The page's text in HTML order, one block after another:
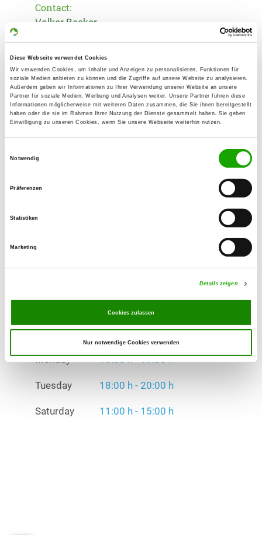
Diese Webseite verwendet Cookies
Wir verwenden Cookies, um Inhalte und Anzeigen zu personalisieren, Funktionen für
soziale Medien anbieten zu können und die Zugriffe auf unsere Website zu analysieren.
Außerdem geben wir Informationen zu Ihrer Verwendung unserer Website an unsere
Partner für soziale Medien, Werbung und Analysen weiter. Unsere Partner führen diese
Informationen möglicherweise mit weiteren Daten zusammen, die Sie ihnen bereitgestellt
haben oder die sie im Rahmen Ihrer Nutzung der Dienste gesammelt haben. Sie geben
Einwilligung zu unseren Cookies, wenn Sie unsere Webseite weiterhin nutzen.
Notwendig
Präferenzen
Statistiken
Marketing
Details zeigen
Cookies zulassen
Nur notwendige Cookies verwenden
Contact:
Volker Becker
Training ground:
Ketscher Str. 44
68782 Brühl
Handy:
E-Mail:
Exercise times in summer:
Monday 18:30 h - 19:30 h
Exercise times in winter:
Monday 18:30 h - 19:30 h
Tuesday 18:00 h - 20:00 h
Saturday 11:00 h - 15:00 h